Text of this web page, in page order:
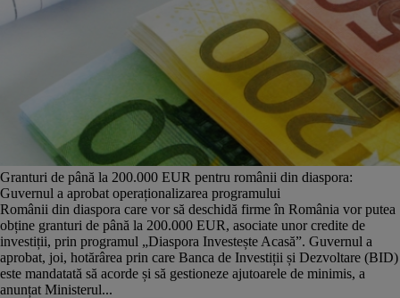
Granturi de până la 200.000 EUR pentru românii din diaspora:
Guvernul a aprobat operaționalizarea programului
Românii din diaspora care vor să deschidă firme în România vor putea
obține granturi de până la 200.000 EUR, asociate unor credite de
investiții, prin programul „Diaspora Investește Acasă”. Guvernul a
aprobat, joi, hotărârea prin care Banca de Investiții și Dezvoltare (BID)
este mandatată să acorde și să gestioneze ajutoarele de minimis, a
anunțat Ministerul...